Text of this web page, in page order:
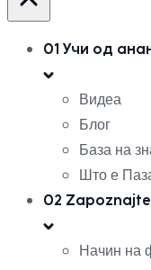
01 Учи од
Видеа
Блог
База на
Што е
02
Начин на